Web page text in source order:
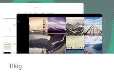
Blog